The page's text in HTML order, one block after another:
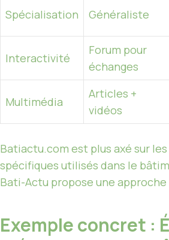
Spécialisation Généraliste
Interactivité
Forum pour
échanges
Multimédia
Articles +
vidéos
Batiactu.com est plus axé sur
spécifiques utilisés dans le
Bati-Actu propose une approche
Exemple concret :